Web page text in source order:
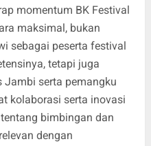
momentum BK Festival
maksimal, bukan
sebagai peserta festival
tetapi juga
Jambi serta pemangku
kolaborasi serta inovasi
bimbingan dan
dengan